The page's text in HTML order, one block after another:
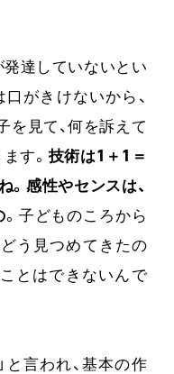
発達していないとい
口がきけないから、
を見て、何を訴えて
す。 技術は1＋1＝
感性やセンスは、
。子どものころから
う見つめてきたの
とはできないんで
と言われ、基本の作